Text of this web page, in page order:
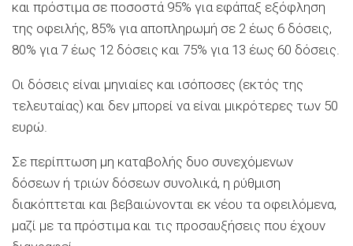
και πρόστιμα σε ποσοστά 95% για εφάπαξ εξόφληση
της οφειλής, 85% για αποπληρωμή σε 2 έως 6 δόσεις,
80% για 7 έως 12 δόσεις και 75% για 13 έως 60 δόσεις.
Οι δόσεις είναι μηνιαίες και ισόποσες (εκτός της
τελευταίας) και δεν μπορεί να είναι μικρότερες των 50
ευρώ.
Σε περίπτωση μη καταβολής δυο συνεχόμενων
δόσεων ή τριών δόσεων συνολικά, η ρύθμιση
διακόπτεται και βεβαιώνονται εκ νέου τα οφειλόμενα,
μαζί με τα πρόστιμα και τις προσαυξήσεις που έχουν